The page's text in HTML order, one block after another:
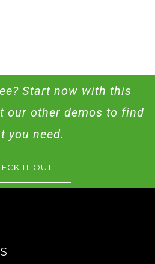
Start now with this
our other demos to find
you need.
IT OUT